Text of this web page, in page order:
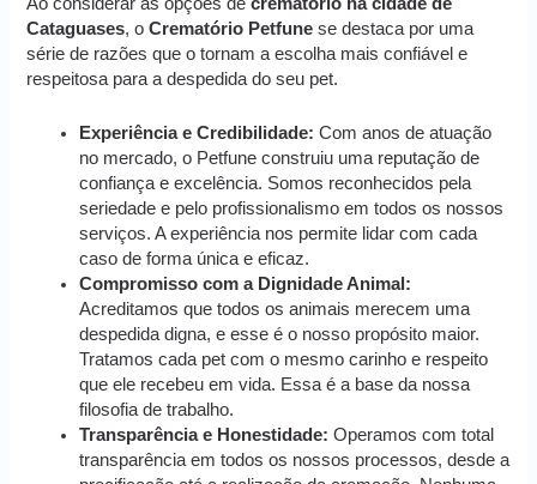
Ao considerar as opções decrematório na cidade de
Cataguases, oCrematório Petfune se destaca por uma
série de razões que o tornam a escolha mais confiável e
respeitosa para a despedida do seu pet.
Experiência e Credibilidade: Com anos de atuação
no mercado, o Petfune construiu uma reputação de
confiança e excelência. Somos reconhecidos pela
seriedade e pelo profissionalismo em todos os nossos
serviços. A experiência nos permite lidar com cada
caso de forma única e eficaz.
Compromisso com a Dignidade Animal:
Acreditamos que todos os animais merecem uma
despedida digna, e esse é o nosso propósito maior.
Tratamos cada pet com o mesmo carinho e respeito
que ele recebeu em vida. Essa é a base da nossa
filosofia de trabalho.
Transparência e Honestidade: Operamos com total
transparência em todos os nossos processos, desde a